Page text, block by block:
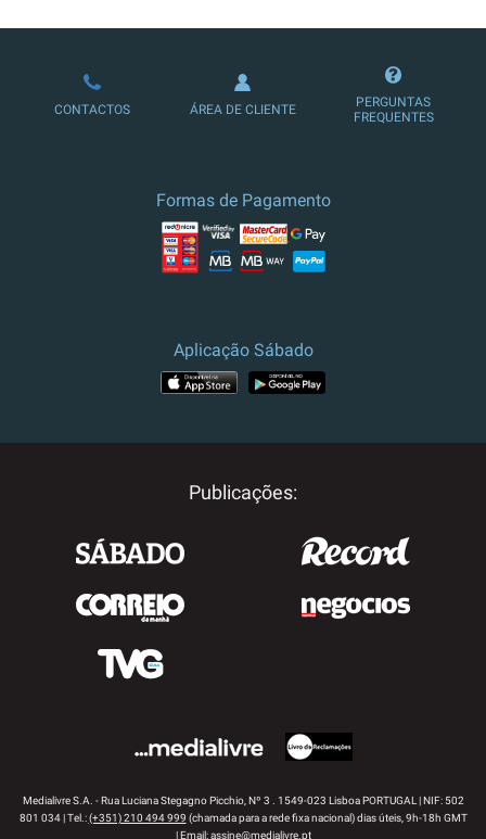
LOJA DE ASSINATURAS
CONTACTOS ÁREA DE CLIENTE
PERGUNTAS
FREQUENTES
Formas de Pagamento
Aplicação Sábado
Publicações:
Medialivre S.A. - Rua Luciana Stegagno Picchio, Nº 3 . 1549-023 Lisboa PORTUGAL | NIF: 502
801 034 | Tel.:(+351) 210 494 999 (chamada para a rede fixa nacional) dias úteis, 9h-18h GMT
| Email:assine@medialivre.pt